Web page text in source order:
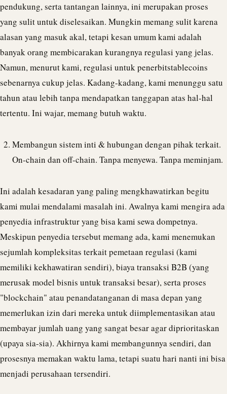
pendukung, serta tantangan lainnya, ini merupakan proses
yang sulit untuk diselesaikan. Mungkin memang sulit karena
alasan yang masuk akal, tetapi kesan umum kami adalah
banyak orang membicarakan kurangnya regulasi yang jelas.
Namun, menurut kami, regulasi untuk penerbitstablecoins
sebenarnya cukup jelas. Kadang-kadang, kami menunggu satu
tahun atau lebih tanpa mendapatkan tanggapan atas hal-hal
tertentu. Ini wajar, memang butuh waktu.
Membangun sistem inti & hubungan dengan pihak terkait.
On-chain dan off-chain. Tanpa menyewa. Tanpa meminjam.
Ini adalah kesadaran yang paling mengkhawatirkan begitu
kami mulai mendalami masalah ini. Awalnya kami mengira ada
penyedia infrastruktur yang bisa kami sewa dompetnya.
Meskipun penyedia tersebut memang ada, kami menemukan
sejumlah kompleksitas terkait pemetaan regulasi (kami
memiliki kekhawatiran sendiri), biaya transaksi B2B (yang
merusak model bisnis untuk transaksi besar), serta proses
"blockchain" atau penandatanganan di masa depan yang
memerlukan izin dari mereka untuk diimplementasikan atau
membayar jumlah uang yang sangat besar agar diprioritaskan
(upaya sia-sia). Akhirnya kami membangunnya sendiri, dan
prosesnya memakan waktu lama, tetapi suatu hari nanti ini bisa
menjadi perusahaan tersendiri.